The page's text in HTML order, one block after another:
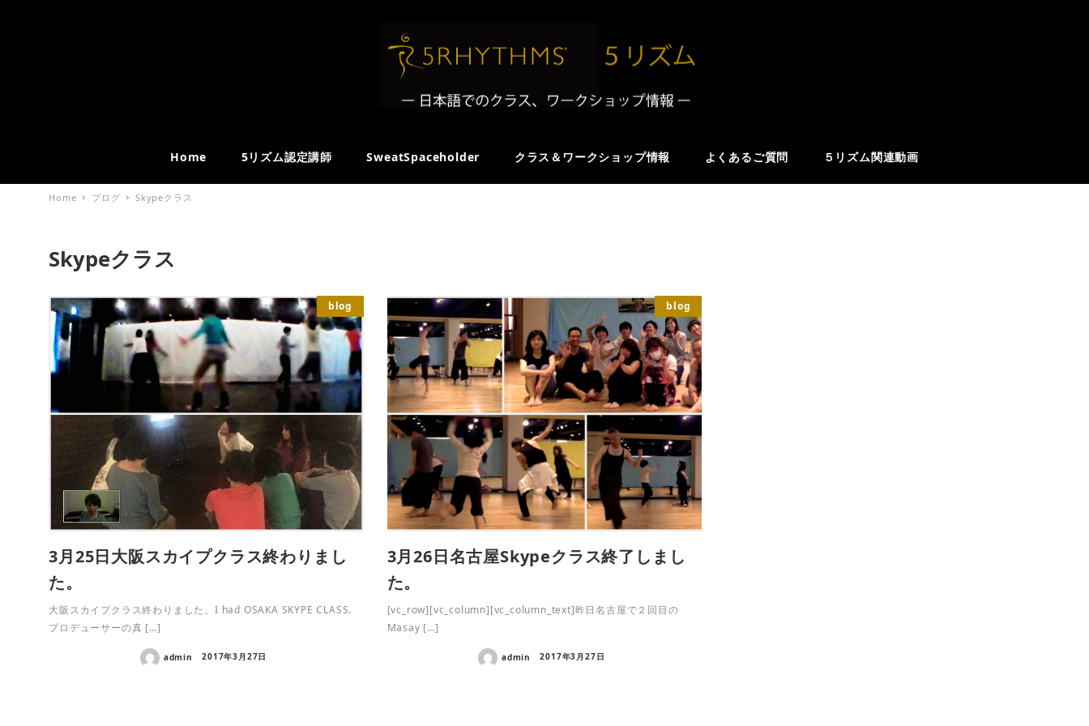
Home 5リズム認定講師 SweatSpaceholder クラス＆ワークショップ情報 よくあるご質問 ５リズム関連動画
Home ブログ Skypeクラス
Skypeクラス
blog
3月25日大阪スカイプクラス終わりまし
た。
大阪スカイプクラス終わりました。I had OSAKA SKYPE CLASS.
プロデューサーの真 […]
admin 2017年3月27日
blog
3月26日名古屋Skypeクラス終了しまし
た。
[vc_row][vc_column][vc_column_text]昨日名古屋で２回目の
Masay […]
admin 2017年3月27日